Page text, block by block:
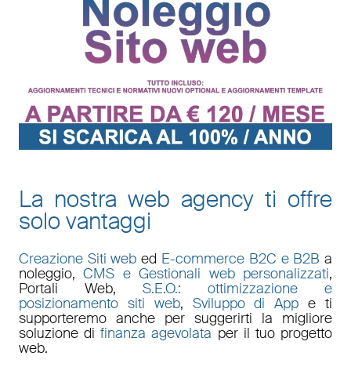
La nostra web agency ti offre
solo vantaggi
Creazione Siti web ed E-commerce B2C e B2B a
noleggio,CMS e Gestionali web personalizzati,
Portali Web,S.E.O.: ottimizzazione e
posizionamento siti web, Sviluppo di App e ti
supporteremo anche per suggerirti la migliore
soluzione difinanza agevolata per il tuo progetto
web.